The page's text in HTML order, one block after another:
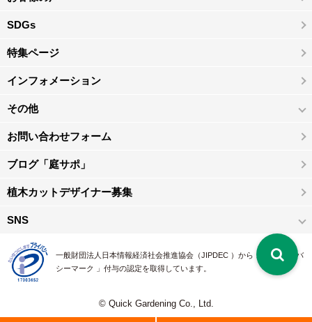
SDGs
特集ページ
インフォメーション
その他
お問い合わせフォーム
ブログ「庭サポ」
植木カットデザイナー募集
SNS
一般財団法人日本情報経済社会推進協会（JIPDEC ）から 、「 プライバ
シーマーク 」付与の認定を取得しています。
© Quick Gardening Co., Ltd.